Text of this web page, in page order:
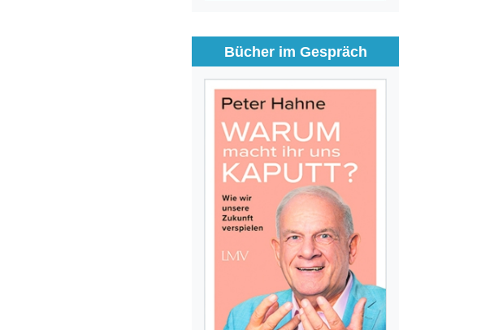
Bücher im Gespräch